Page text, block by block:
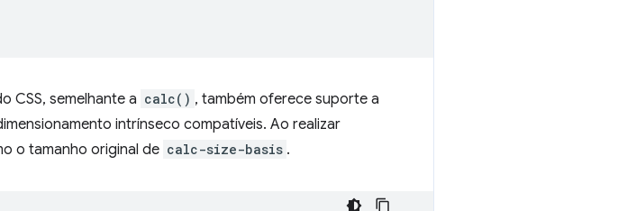
CSS, semelhante a calc() , também oferece suporte a
intrínseco compatíveis. Ao realizar
o tamanho original de calc-size-basis .